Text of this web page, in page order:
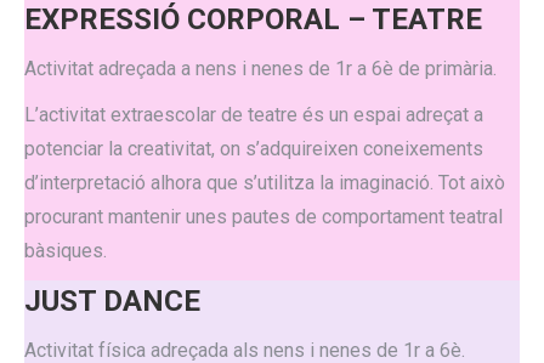
EXPRESSIÓ CORPORAL – TEATRE
Activitat adreçada a nens i nenes de 1r a 6è de primària.
L’activitat extraescolar de teatre és un espai adreçat a
potenciar la creativitat, on s’adquireixen coneixements
d’interpretació alhora que s’utilitza la imaginació. Tot això
procurant mantenir unes pautes de comportament teatral
bàsiques.
JUST DANCE
Activitat física adreçada als nens i nenes de 1r a 6è.